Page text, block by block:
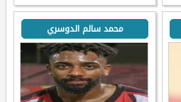
محمد سالم الدوسري